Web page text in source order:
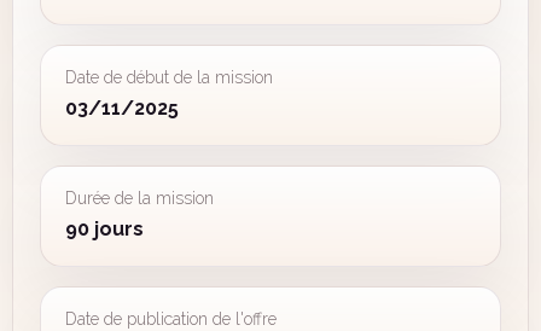
Date de début de la mission
03/11/2025
Durée de la mission
90 jours
Date de publication de l'offre